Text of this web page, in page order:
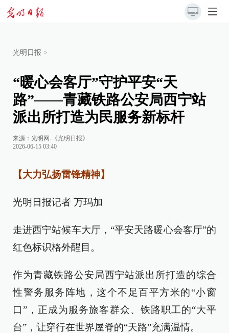
光明日报 >
“暖心会客厅”守护平安“天
路”——青藏铁路公安局西宁站
派出所打造为民服务新标杆
来源： 光明网-《光明日报》
2026-06-15 03:40
【大力弘扬雷锋精神】
光明日报记者 万玛加
走进西宁站候车大厅，“平安天路暖心会客厅”的
红色标识格外醒目。
作为青藏铁路公安局西宁站派出所打造的综合
性警务服务阵地，这个不足百平方米的“小窗
口”，正成为服务旅客群众、铁路职工的“大平
台”，让穿行在世界屋脊的“天路”充满温情。